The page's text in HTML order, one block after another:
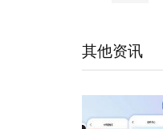
i
其他资讯